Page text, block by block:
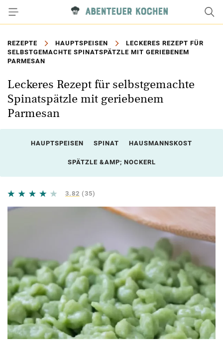
REZEPTE HAUPTSPEISEN
LECKERES REZEPT FÜR
SELBSTGEMACHTE SPINATSPÄTZLE MIT GERIEBENEM
PARMESAN
Leckeres Rezept für selbstgemachte
Spinatspätzle mit geriebenem
Parmesan
HAUPTSPEISEN SPINAT HAUSMANNSKOST
SPÄTZLE &AMP; NOCKERL
3.82 (35)